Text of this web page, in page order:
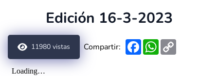
Edición 16-3-2023
11980 vistas Compartir: FacebookWhatsApp